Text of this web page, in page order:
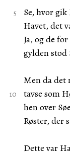
Se, hvor
Havet, det
Ja, og de
gylden
Men da det
tavse som
hen over
Røster, der
Dette var